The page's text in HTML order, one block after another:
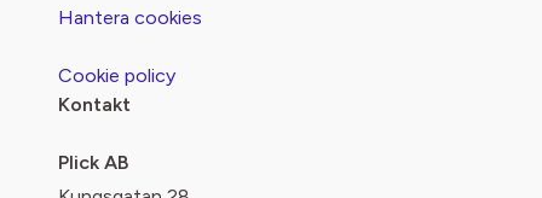
Hantera cookies
Cookie policy
Kontakt
Plick AB